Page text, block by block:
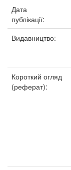
Дата
публікації:
Видавництво:
Короткий огляд
(реферат):